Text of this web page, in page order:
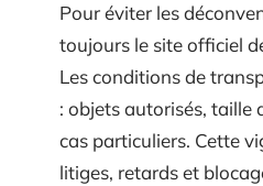
Pour éviter les
toujours le site officiel
Les conditions de
: objets autorisés, taille
cas particuliers. Cette
litiges, retards et